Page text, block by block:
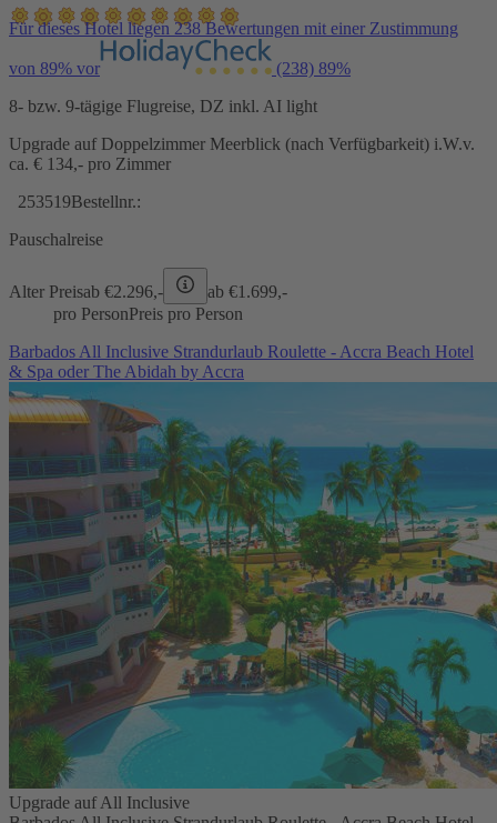
Für dieses Hotel liegen 238 Bewertungen mit einer Zustimmung
von 89% vor (238) 89%
8- bzw. 9-tägige Flugreise, DZ inkl. AI light
Upgrade auf Doppelzimmer Meerblick (nach Verfügbarkeit) i.W.v.
ca. € 134,- pro Zimmer
253519Bestellnr.:
Pauschalreise
Alter Preisab €2.296,- ab €1.699,-
pro PersonPreis pro Person
Barbados All Inclusive Strandurlaub Roulette - Accra Beach Hotel
& Spa oder The Abidah by Accra
Upgrade auf All Inclusive